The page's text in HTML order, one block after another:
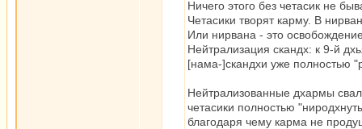
Ничего этого без четасик не
Четасики творят карму. В
Или нирвана - это
Нейтрализация скандх: к 9-й
[нама-]скандхи уже полностью
Нейтрализованные дхармы
четасики полностью
благодаря чему карма не